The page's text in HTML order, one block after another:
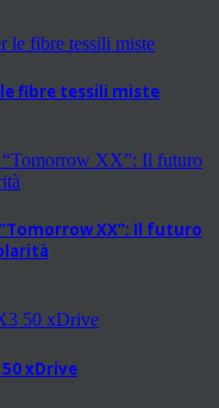
fibre tessili miste
XX”: Il futuro
xDrive